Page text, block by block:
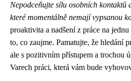
Nepodceňujte sílu osobních kontaktů
které momentálně nemají vypsanou
proaktivita a nadšení z práce na
to, co zaujme. Pamatujte, že hledání
ale s pozitivním přístupem a trochou
Varech práci, která vám bude